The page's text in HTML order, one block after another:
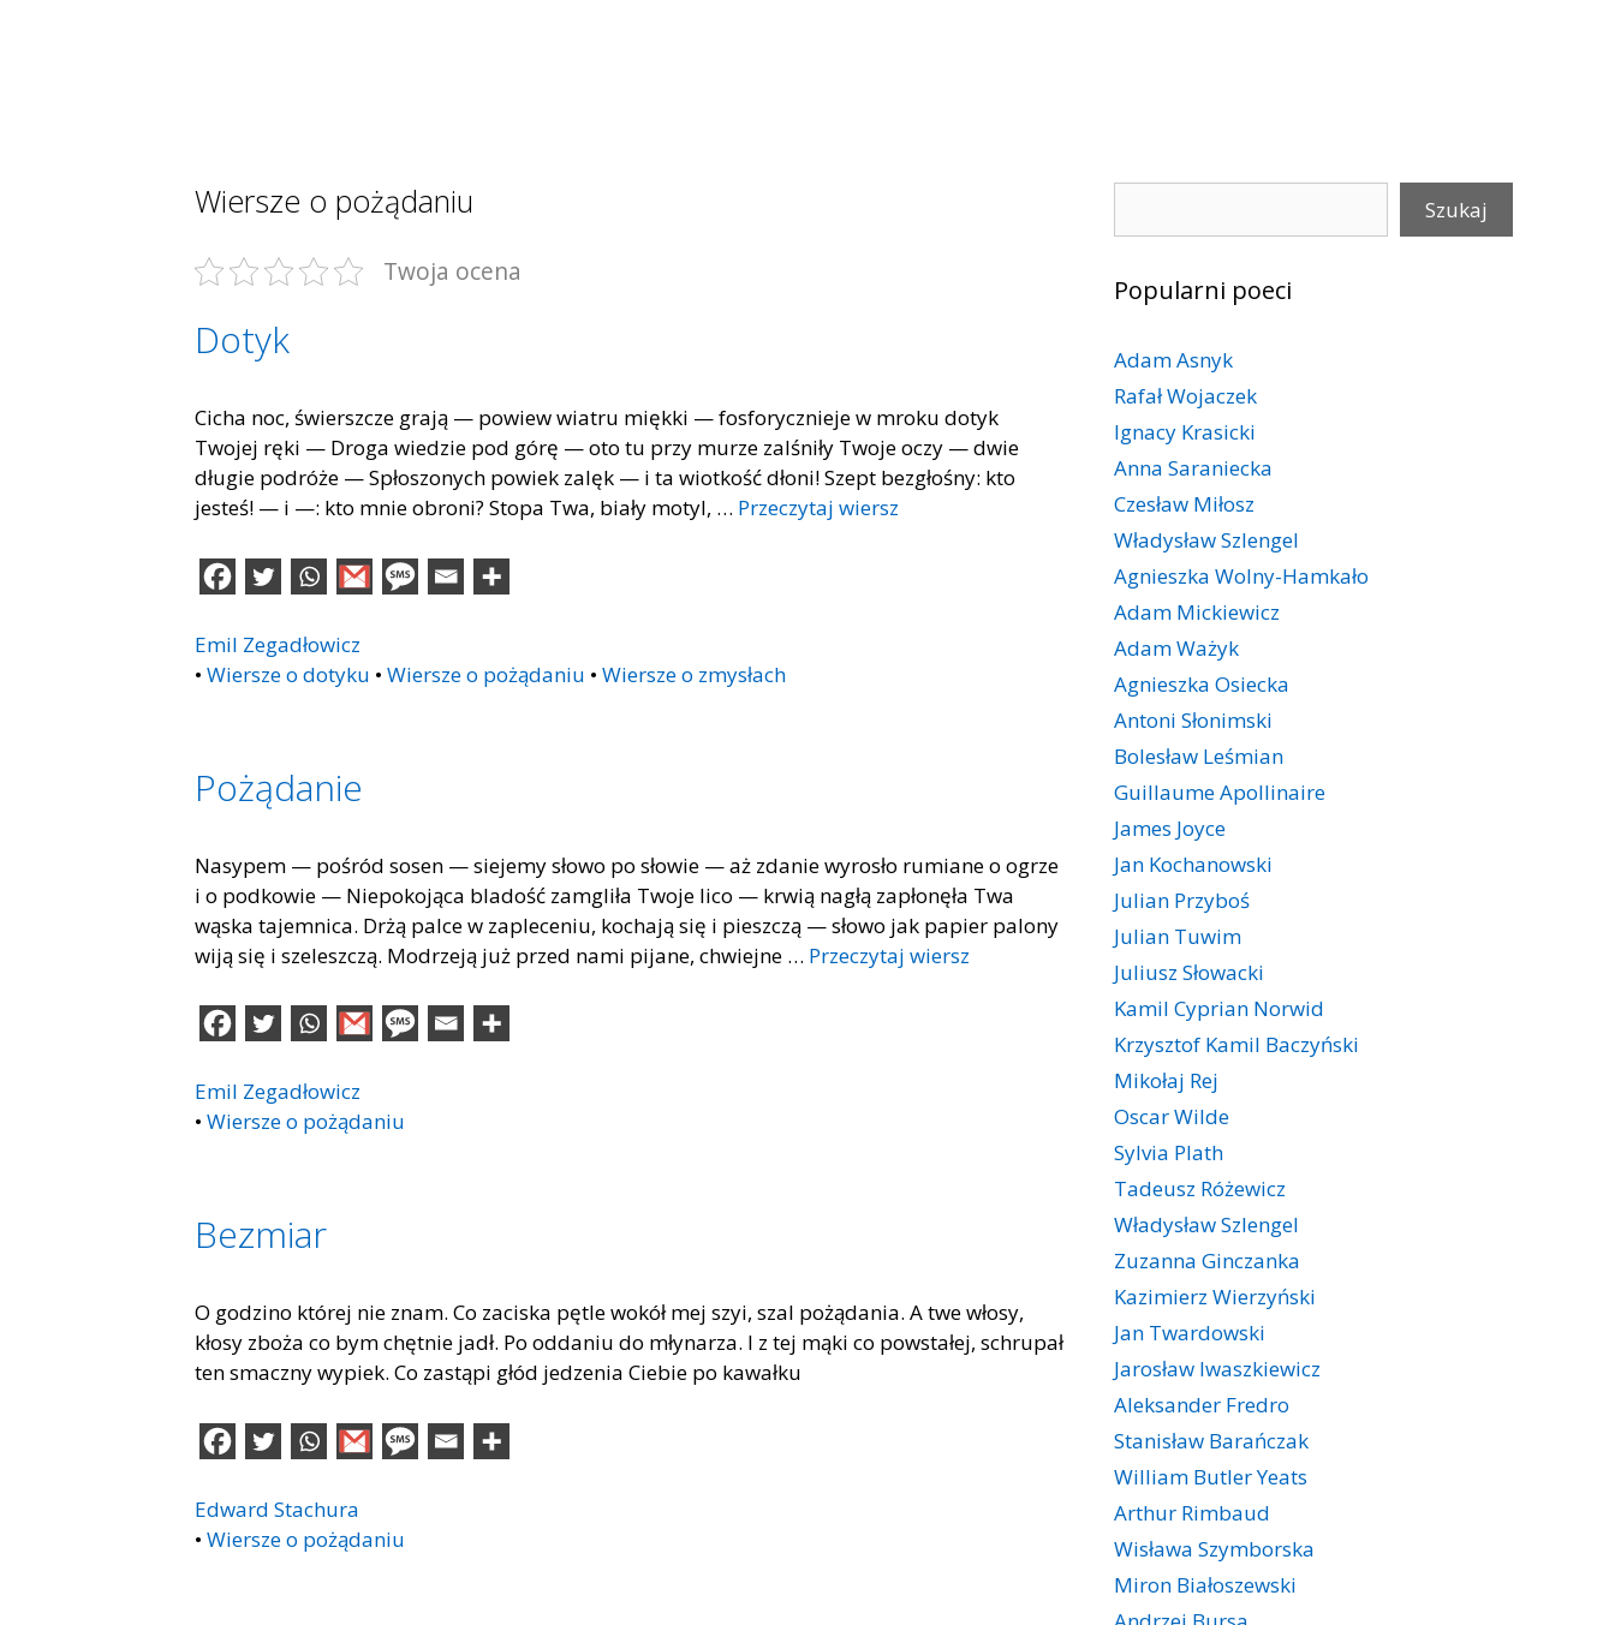
Wiersze o pożądaniu
Twoja ocena
Dotyk
Cicha noc, świerszcze grają — powiew wiatru miękki — fosforycznieje w mroku dotyk
Twojej ręki — Droga wiedzie pod górę — oto tu przy murze zalśniły Twoje oczy — dwie
długie podróże — Spłoszonych powiek zalęk — i ta wiotkość dłoni! Szept bezgłośny: kto
jesteś! — i —: kto mnie obroni? Stopa Twa, biały motyl, … Przeczytaj wiersz
Emil Zegadłowicz
• Wiersze o dotyku • Wiersze o pożądaniu • Wiersze o zmysłach
Pożądanie
Nasypem — pośród sosen — siejemy słowo po słowie — aż zdanie wyrosło rumiane o ogrze
i o podkowie — Niepokojąca bladość zamgliła Twoje lico — krwią nagłą zapłonęła Twa
wąska tajemnica. Drżą palce w zapleceniu, kochają się i pieszczą — słowo jak papier palony
wiją się i szeleszczą. Modrzeją już przed nami pijane, chwiejne … Przeczytaj wiersz
Emil Zegadłowicz
• Wiersze o pożądaniu
Bezmiar
O godzino której nie znam. Co zaciska pętle wokół mej szyi, szal pożądania. A twe włosy,
kłosy zboża co bym chętnie jadł. Po oddaniu do młynarza. I z tej mąki co powstałej, schrupał
ten smaczny wypiek. Co zastąpi głód jedzenia Ciebie po kawałku
Edward Stachura
• Wiersze o pożądaniu
Szukaj
Popularni poeci
Adam Asnyk
Rafał Wojaczek
Ignacy Krasicki
Anna Saraniecka
Czesław Miłosz
Władysław Szlengel
Agnieszka Wolny-Hamkało
Adam Mickiewicz
Adam Ważyk
Agnieszka Osiecka
Antoni Słonimski
Bolesław Leśmian
Guillaume Apollinaire
James Joyce
Jan Kochanowski
Julian Przyboś
Julian Tuwim
Juliusz Słowacki
Kamil Cyprian Norwid
Krzysztof Kamil Baczyński
Mikołaj Rej
Oscar Wilde
Sylvia Plath
Tadeusz Różewicz
Władysław Szlengel
Zuzanna Ginczanka
Kazimierz Wierzyński
Jan Twardowski
Jarosław Iwaszkiewicz
Aleksander Fredro
Stanisław Barańczak
William Butler Yeats
Arthur Rimbaud
Wisława Szymborska
Miron Białoszewski